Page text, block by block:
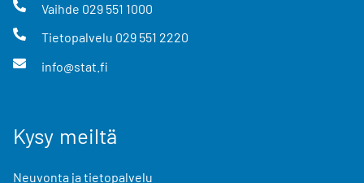
Vaihde 029 551 1000
Tietopalvelu 029 551 2220
info@stat.fi
Kysy meiltä
Neuvonta ja tietopalvelu